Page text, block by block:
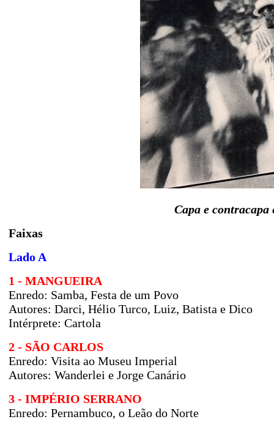
Capa e
Faixas
Lado A
1 - MANGUEIRA
Enredo: Samba, Festa de um Povo
Autores: Darci, Hélio Turco, Luiz, Batista e Dico
Intérprete: Cartola
2 - SÃO CARLOS
Enredo: Visita ao Museu Imperial
Autores: Wanderlei e Jorge Canário
3 - IMPÉRIO SERRANO
Enredo: Pernambuco, o Leão do Norte